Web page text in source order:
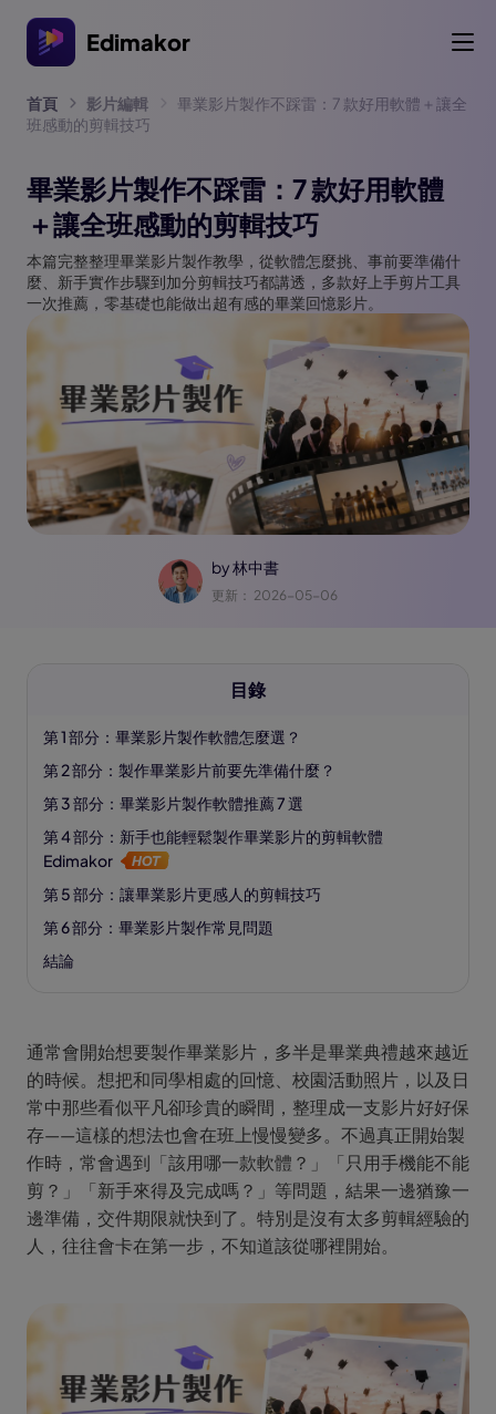
Edimakor
首頁 影片編輯
畢業影片製作不踩雷：7 款好用軟體＋讓全
班感動的剪輯技巧
畢業影片製作不踩雷：7 款好用軟體
＋讓全班感動的剪輯技巧
本篇完整整理畢業影片製作教學，從軟體怎麼挑、事前要準備什
麼、新手實作步驟到加分剪輯技巧都講透，多款好上手剪片工具
一次推薦，零基礎也能做出超有感的畢業回憶影片。
by林中書
更新： 2026-05-06
目錄
第 1 部分：畢業影片製作軟體怎麼選？
第 2 部分：製作畢業影片前要先準備什麼？
第 3 部分：畢業影片製作軟體推薦 7 選
第 4 部分：新手也能輕鬆製作畢業影片的剪輯軟體
Edimakor
第 5 部分：讓畢業影片更感人的剪輯技巧
第 6 部分：畢業影片製作常見問題
結論
通常會開始想要製作畢業影片，多半是畢業典禮越來越近
的時候。想把和同學相處的回憶、校園活動照片，以及日
常中那些看似平凡卻珍貴的瞬間，整理成一支影片好好保
存——這樣的想法也會在班上慢慢變多。不過真正開始製
作時，常會遇到「該用哪一款軟體？」「只用手機能不能
剪？」「新手來得及完成嗎？」等問題，結果一邊猶豫一
邊準備，交件期限就快到了。特別是沒有太多剪輯經驗的
人，往往會卡在第一步，不知道該從哪裡開始。